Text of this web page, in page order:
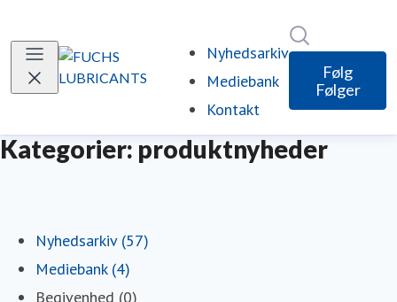
Nyhedsarkiv
Mediebank
Kontakt
Følg
Følger
Kategorier: produktnyheder
Nyhedsarkiv (57)
Mediebank (4)
Begivenhed (0)